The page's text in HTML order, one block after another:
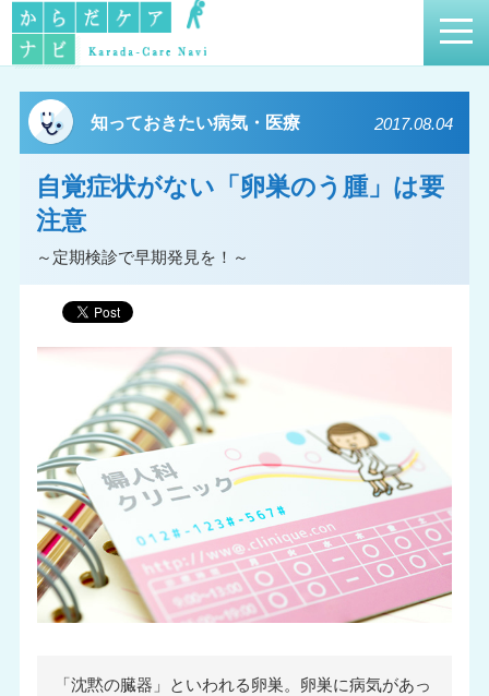
知っておきたい病気・医療 2017.08.04
自覚症状がない「卵巣のう腫」は要
注意
～定期検診で早期発見を！～
「沈黙の臓器」といわれる卵巣。卵巣に病気があっ